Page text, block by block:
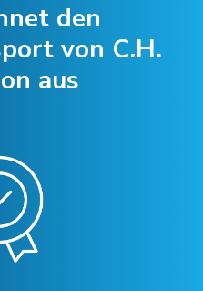
den
von C.H.
aus